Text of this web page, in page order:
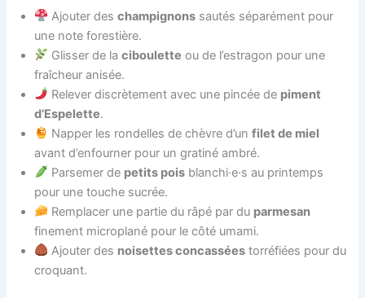
Ajouter deschampignons sautés séparément pour
une note forestière.
Glisser de laciboulette ou de l’estragon pour une
fraîcheur anisée.
Relever discrètement avec une pincée de piment
d’Espelette.
Napper les rondelles de chèvre d’unfilet de miel
avant d’enfourner pour un gratiné ambré.
Parsemer de petits pois blanchi·e·s au printemps
pour une touche sucrée.
Remplacer une partie du râpé par du parmesan
finement microplané pour le côté umami.
Ajouter des noisettes concassées torréfiées pour du
croquant.